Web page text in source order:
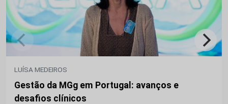
LUÍSA MEDEIROS
Gestão da MGg em Portugal: avanços e
desafios clínicos